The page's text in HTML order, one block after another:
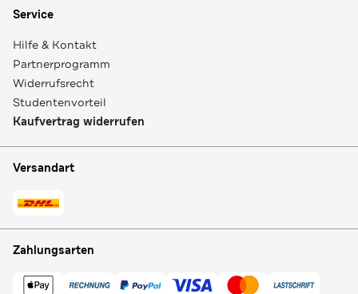
Service
Hilfe & Kontakt
Partnerprogramm
Widerrufsrecht
Studentenvorteil
Kaufvertrag widerrufen
Versandart
Zahlungsarten